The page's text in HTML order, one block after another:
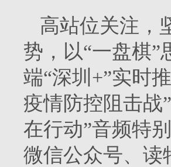
高站位关注，
势，以“一盘棋
端“深圳+”实时
疫情防控阻击战
在行动”音频特
微信公众号、读